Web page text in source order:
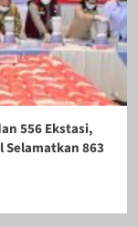
556 Ekstasi,
863